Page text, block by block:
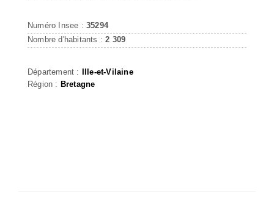
Numéro Insee : 35294
Nombre d'habitants :2 309
Département : Ille-et-Vilaine
Région : Bretagne